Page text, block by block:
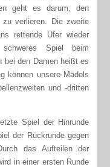
geht es darum, den
verlieren. Die zweite
rettende Ufer wieder
Spiel beim
bei den Damen heißt es
können unsere Mädels
und -dritten
Spiel der Hinrunde
der Rückrunde gegen
das Aufteilen der
in einer ersten Runde